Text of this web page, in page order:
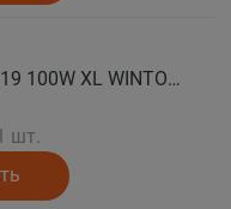
DAVANTI Автошина 275/35 R19 100W XL WINTOURA+ зима
шт.